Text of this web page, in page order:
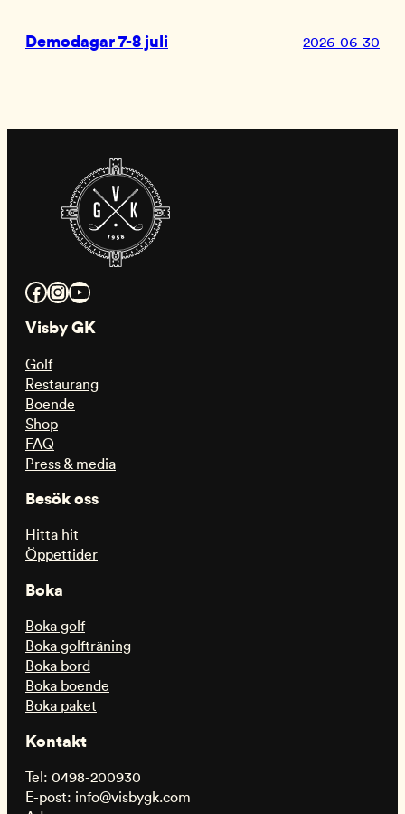
Demodagar 7-8 juli 2026-06-30
Facebook InstagramYouTube
Visby GK
Golf
Restaurang
Boende
Shop
FAQ
Press & media
Besök oss
Hitta hit
Öppettider
Boka
Boka golf
Boka golfträning
Boka bord
Boka boende
Boka paket
Kontakt
Tel: 0498-200930
E-post: info@visbygk.com